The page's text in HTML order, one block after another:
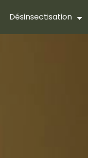
Désinsectisation